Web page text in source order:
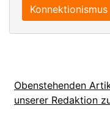
Konnektionismus
Obenstehenden
unserer Redaktion